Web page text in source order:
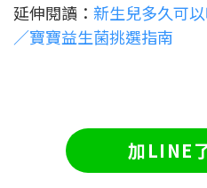
延伸閱讀： 新生兒多久可
／寶寶益生菌挑選指南
加LINE